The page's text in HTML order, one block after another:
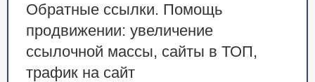
Обратные ссылки. Помощь
продвижении: увеличение
ссылочной массы, сайты в ТОП,
трафик на сайт